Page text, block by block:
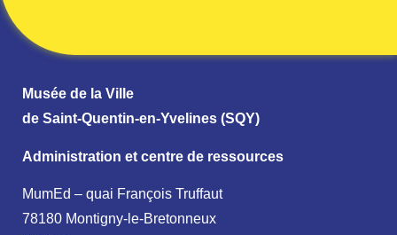
Musée de la Ville
de Saint-Quentin-en-Yvelines (SQY)
Administration et centre de ressources
MumEd – quai François Truffaut
78180 Montigny-le-Bretonneux